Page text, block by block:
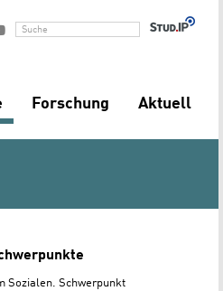
Suche
Forschung Aktuell
Sozialen. Schwerpunkt